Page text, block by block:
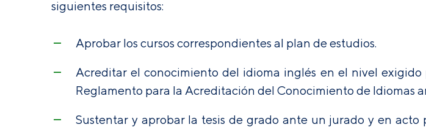
siguientes requisitos:
Aprobar los cursos correspondientes al plan de estudios.
Acreditar el conocimiento del idioma inglés en el nivel
Reglamento para la Acreditación del Conocimiento de Idiomas
Sustentar y aprobar la tesis de grado ante un jurado y en